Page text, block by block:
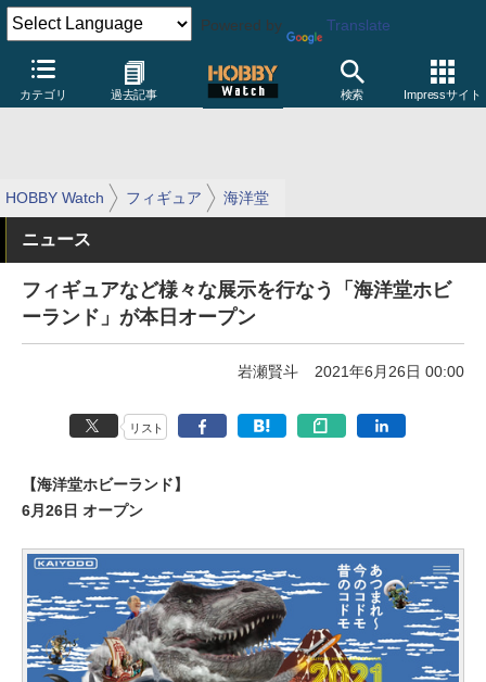
Powered by Translate
カテゴリ 過去記事 検索 Impressサイト
HOBBY Watch フィギュア 海洋堂
ニュース
フィギュアなど様々な展示を行なう「海洋堂ホビ
ーランド」が本日オープン
岩瀬賢斗 2021年6月26日 00:00
リスト
【海洋堂ホビーランド】
6月26日 オープン